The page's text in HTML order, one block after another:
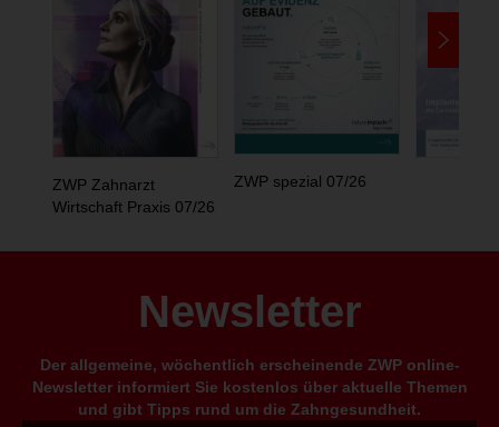
ZWP Zahnarzt
Wirtschaft Praxis 07/26
ZWP spezial 07/26
Newsletter
Der allgemeine, wöchentlich erscheinende ZWP online-
Newsletter informiert Sie kostenlos über aktuelle Themen
und gibt Tipps rund um die Zahngesundheit.